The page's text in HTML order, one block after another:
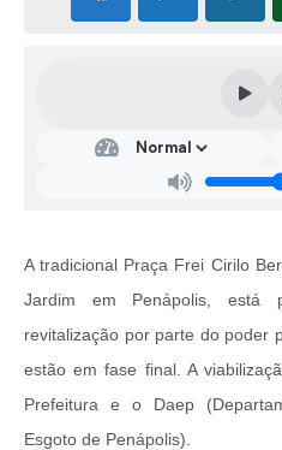
A tradicional Praça Frei Cirilo
Jardim em Penápolis, está
revitalização por parte do poder
estão em fase final. A
Prefeitura e o Daep
Esgoto de Penápolis).